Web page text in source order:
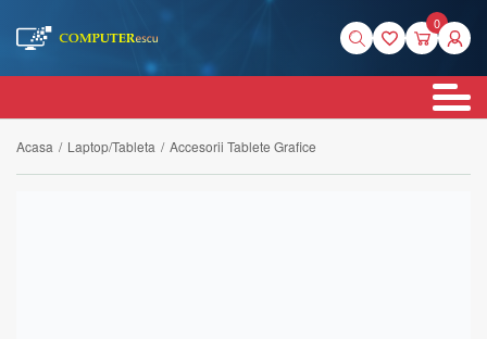
0
Acasa / Laptop/Tableta / Accesorii Tablete Grafice